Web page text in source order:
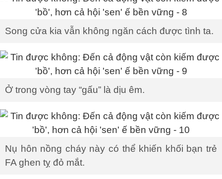
Song cửa kia vẫn không ngăn cách được tình ta.
Ở trong vòng tay “gấu” là dịu êm.
Nụ hôn nồng cháy này có thể khiến khối bạn trẻ
FA ghen tỵ đỏ mắt.